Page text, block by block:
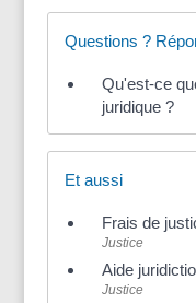
Questions ?
Qu'est-ce
juridique ?
Et aussi
Frais de
Justice
Aide
Justice